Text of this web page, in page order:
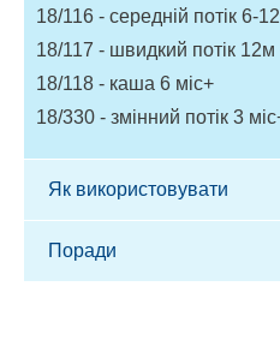
18/116 - середній потік 6-
18/117 - швидкий потік 12м
18/118 - каша 6 міс+
18/330 - змінний потік 3
Як використовувати
Поради